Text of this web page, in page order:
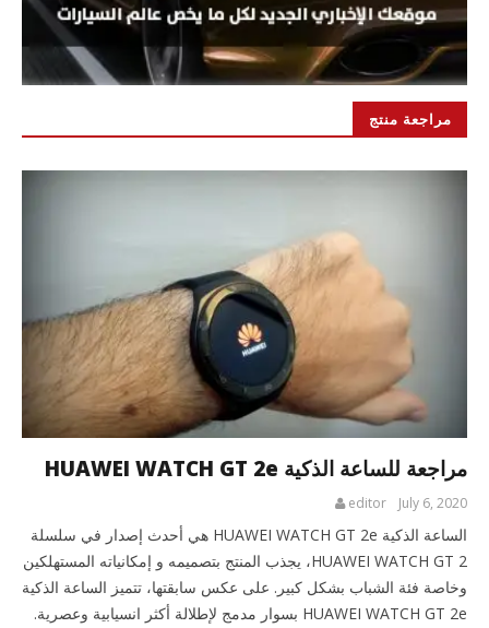
مراجعة منتج
مراجعة للساعة الذكية HUAWEI WATCH GT 2e
July 6, 2020
editor
الساعة الذكية HUAWEI WATCH GT 2e هي أحدث إصدار في سلسلة
HUAWEI WATCH GT 2، يجذب المنتج بتصميمه و إمكانياته المستهلكين
وخاصة فئة الشباب بشكل كبير. على عكس سابقتها، تتميز الساعة الذكية
HUAWEI WATCH GT 2e بسوار مدمج لإطلالة أكثر انسيابية وعصرية.